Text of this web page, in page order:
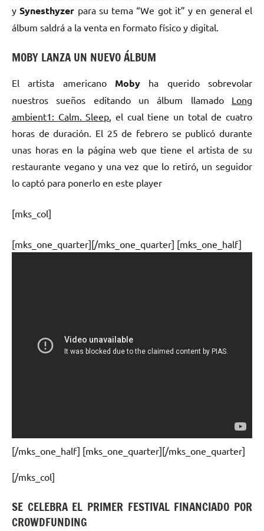
ySynesthyzer para su tema “We got it” y en general el
álbum saldrá a la venta en formato físico y digital.
MOBY LANZA UN NUEVO ÁLBUM
El artista americano Moby ha querido sobrevolar
nuestros sueños editando un álbum llamado Long
ambient1: Calm. Sleep , el cual tiene un total de cuatro
horas de duración. El 25 de febrero se publicó durante
unas horas en la página web que tiene el artista de su
restaurante vegano y una vez que lo retiró, un seguidor
lo captó para ponerlo en este player
[mks_col]
[mks_one_quarter][/mks_one_quarter] [mks_one_half]
[/mks_one_half] [mks_one_quarter][/mks_one_quarter]
[/mks_col]
SE CELEBRA EL PRIMER FESTIVAL FINANCIADO POR
CROWDFUNDING